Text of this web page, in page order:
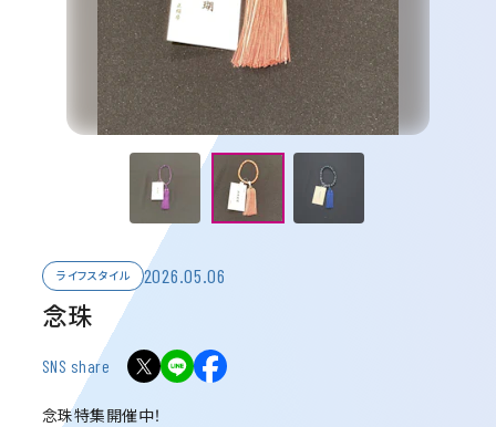
ライフスタイル 2026.05.06
念珠
SNS share
念珠特集開催中！